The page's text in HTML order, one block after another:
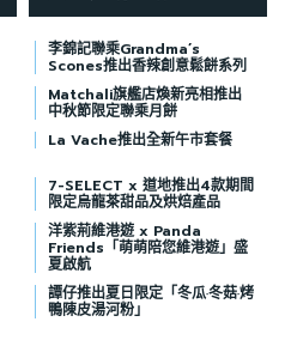
李錦記聯乘Grandma’s
Scones推出香辣創意鬆餅系列
Matchali旗艦店煥新亮相推出
中秋節限定聯乘月餅
La Vache推出全新午市套餐
7-SELECT x 道地推出4款期間
限定烏龍茶甜品及烘焙產品
洋紫荊維港遊 x Panda
Friends「萌萌陪您維港遊」盛
夏啟航
譚仔推出夏日限定「冬瓜·冬菇·烤
鴨陳皮湯河粉」